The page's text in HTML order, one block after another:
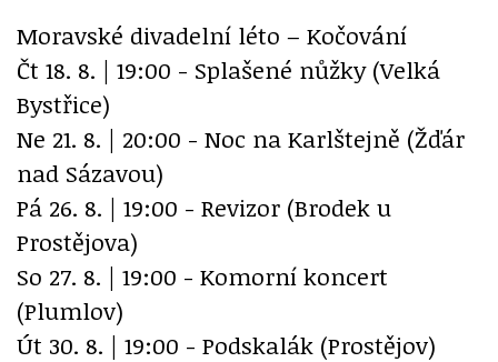
Moravské divadelní léto – Kočování
Čt 18. 8. | 19:00 - Splašené nůžky (Velká
Bystřice)
Ne 21. 8. | 20:00 - Noc na Karlštejně (Žďár
nad Sázavou)
Pá 26. 8. | 19:00 - Revizor (Brodek u
Prostějova)
So 27. 8. | 19:00 - Komorní koncert
(Plumlov)
Út 30. 8. | 19:00 - Podskalák (Prostějov)